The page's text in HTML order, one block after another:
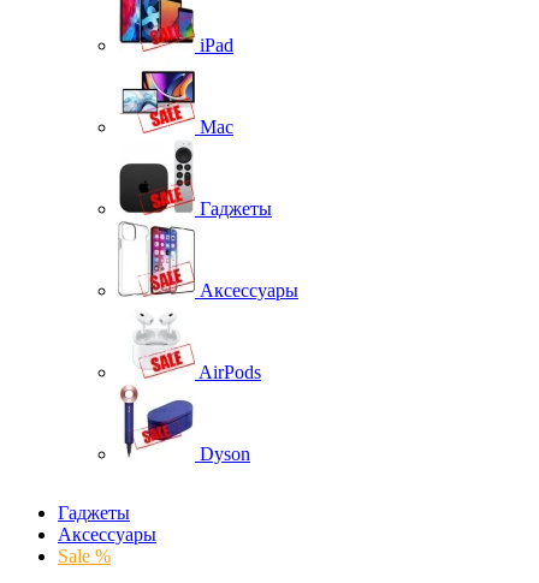
iPad
Mac
Гаджеты
Аксессуары
AirPods
Dyson
Гаджеты
Аксессуары
Sale %